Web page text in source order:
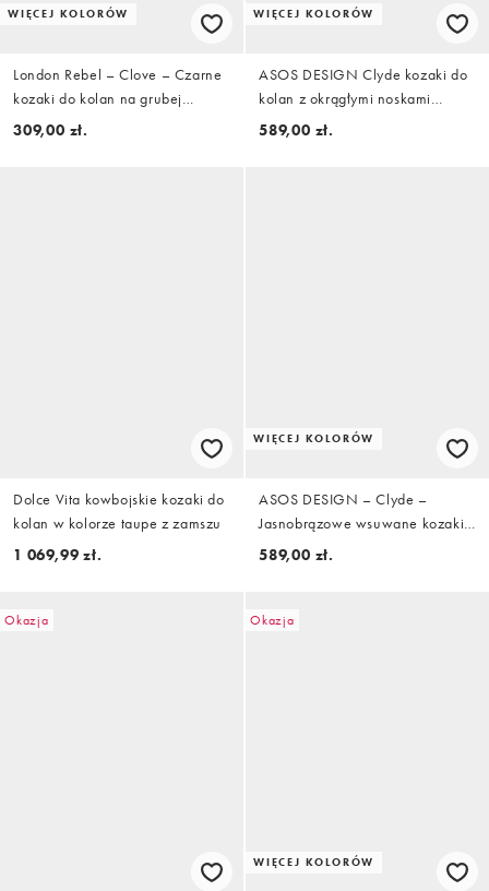
WIĘCEJ KOLORÓW
London Rebel – Clove – Czarne
kozaki do kolan na grubej
podeszwie
309,00 zł.
WIĘCEJ KOLORÓW
ASOS DESIGN Clyde kozaki do
kolan z okrągłymi noskami
wsuwane z oliwkowego zamszu
589,00 zł.
Dolce Vita kowbojskie kozaki do
kolan w kolorze taupe z zamszu
1 069,99 zł.
WIĘCEJ KOLORÓW
ASOS DESIGN – Clyde –
Jasnobrązowe wsuwane kozaki
do kolan z okrągłymi noskami
589,00 zł.
Okazja Okazja
WIĘCEJ KOLORÓW